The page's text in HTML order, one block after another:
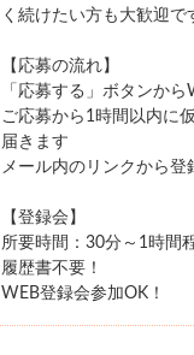
く続けたい方も大歓迎で
【応募の流れ】
「応募する」ボタンから
ご応募から1時間以内に
届きます
メール内のリンクから登
【登録会】
所要時間：30分～1時間
履歴書不要！
WEB登録会参加OK！